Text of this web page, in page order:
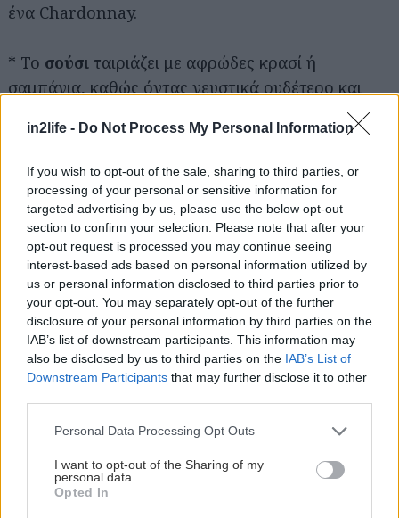
in2life - Do Not Process My Personal Information
If you wish to opt-out of the sale, sharing to third parties, or
processing of your personal or sensitive information for
targeted advertising by us, please use the below opt-out
section to confirm your selection. Please note that after your
opt-out request is processed you may continue seeing
interest-based ads based on personal information utilized by
us or personal information disclosed to third parties prior to
your opt-out. You may separately opt-out of the further
disclosure of your personal information by third parties on the
IAB’s list of downstream participants. This information may
also be disclosed by us to third parties on the IAB’s List of
Downstream Participants that may further disclose it to other
Please note that this website/app uses one or more Google
not limited to your visit or usage behaviour. You may click to
grant or deny consent to Google and its third-party tags to
use your data for below specified purposes in below Google
Personal Data Processing Opt Outs
I want to opt-out of the Sharing of my
personal data.
Opted In
ένα Chardonnay.
* Το σούσι ταιριάζει με αφρώδες κρασί ή
σαμπάνια, καθώς όντας γευστικά ουδέτερο και
περιέχοντας λιπαρά συνήθως ψάρια, το αφρώδες
κρασί δεν το «καπελώνει», ούτε μας λιγώνει.
* Τοκοκκινιστό κρέας
σε βαριά χειμωνιάτικη,
μυρωδάτη σάλτσα
ταιριάζει με κόκκινο
κρασί από τη Νάουσα,
ποικιλίας Ξινόμαυρο.
* Κρεατικάψητά στη
σχάρα από BBQκαι κόκκινο κρέας, ταιριάζουν με
Αγιωργίτικο.
λαδερά με σάλτσες από φρέσκια ντομάτα